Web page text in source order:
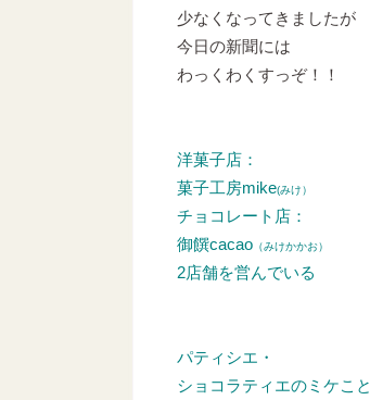
少なくなってきましたが
今日の新聞には
わっくわくすっぞ！！
洋菓子店：
菓子工房mike(みけ）
チョコレート店：
御饌cacao （みけかかお）
2店舗を営んでいる
パティシエ・
ショコラティエのミケこと